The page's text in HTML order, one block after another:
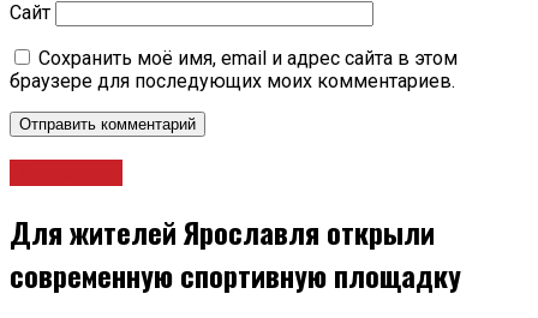
Сайт
Сохранить моё имя, email и адрес сайта в этом
браузере для последующих моих комментариев.
Для жителей Ярославля открыли
современную спортивную площадку